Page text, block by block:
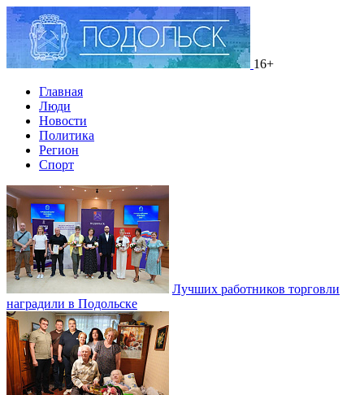
16+
Главная
Люди
Новости
Политика
Регион
Спорт
Лучших работников торговли
наградили в Подольске